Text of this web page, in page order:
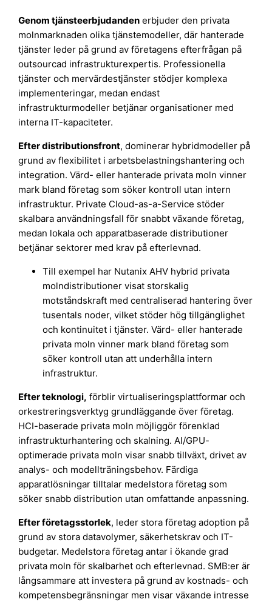
Genom tjänsteerbjudanden erbjuder den privata
molnmarknaden olika tjänstemodeller, där hanterade
tjänster leder på grund av företagens efterfrågan på
outsourcad infrastrukturexpertis. Professionella
tjänster och mervärdestjänster stödjer komplexa
implementeringar, medan endast
infrastrukturmodeller betjänar organisationer med
interna IT-kapaciteter.
Efter distributionsfront, dominerar hybridmodeller på
grund av flexibilitet i arbetsbelastningshantering och
integration. Värd- eller hanterade privata moln vinner
mark bland företag som söker kontroll utan intern
infrastruktur. Private Cloud-as-a-Service stöder
skalbara användningsfall för snabbt växande företag,
medan lokala och apparatbaserade distributioner
betjänar sektorer med krav på efterlevnad.
Till exempel har Nutanix AHV hybrid privata
molndistributioner visat storskalig
motståndskraft med centraliserad hantering över
tusentals noder, vilket stöder hög tillgänglighet
och kontinuitet i tjänster. Värd- eller hanterade
privata moln vinner mark bland företag som
söker kontroll utan att underhålla intern
infrastruktur.
Efter teknologi, förblir virtualiseringsplattformar och
orkestreringsverktyg grundläggande över företag.
HCI-baserade privata moln möjliggör förenklad
infrastrukturhantering och skalning. AI/GPU-
optimerade privata moln visar snabb tillväxt, drivet av
analys- och modellträningsbehov. Färdiga
apparatlösningar tilltalar medelstora företag som
söker snabb distribution utan omfattande anpassning.
Efter företagsstorlek, leder stora företag adoption på
grund av stora datavolymer, säkerhetskrav och IT-
budgetar. Medelstora företag antar i ökande grad
privata moln för skalbarhet och efterlevnad. SMB:er är
långsammare att investera på grund av kostnads- och
kompetensbegränsningar men visar växande intresse